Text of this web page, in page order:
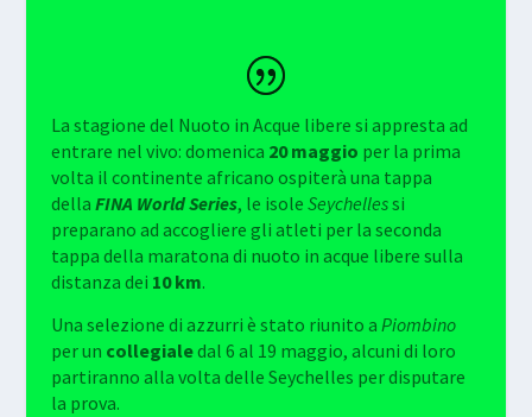
La stagione del Nuoto in Acque libere si appresta ad
entrare nel vivo: domenica 20 maggio per la prima
volta il continente africano ospiterà una tappa
della FINA World Series, le isole Seychellessi
preparano ad accogliere gli atleti per la seconda
tappa della maratona di nuoto in acque libere sulla
distanza dei 10 km.
Una selezione di azzurri è stato riunito a Piombino
per un collegialedal 6 al 19 maggio, alcuni di loro
partiranno alla volta delle Seychelles per disputare
la prova.